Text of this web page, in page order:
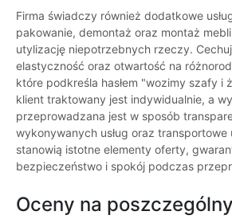
Firma świadczy również dodatkowe
pakowanie, demontaż oraz montaż
utylizację niepotrzebnych rzeczy.
elastyczność oraz otwartość na
które podkreśla hasłem "wozimy szafy i
klient traktowany jest indywidualnie, a
przeprowadzana jest w sposób
wykonywanych usług oraz
stanowią istotne elementy oferty,
bezpieczeństwo i spokój podczas
Oceny na